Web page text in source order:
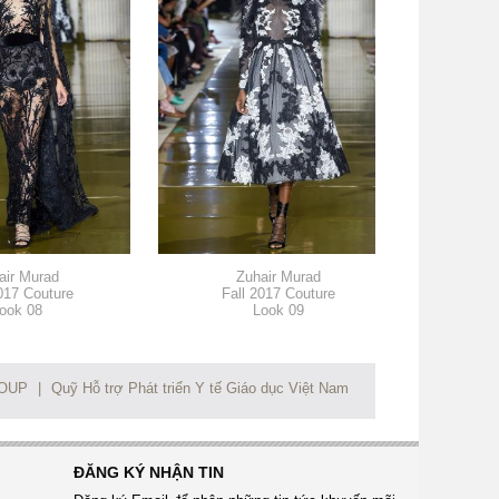
Murad
Couture
08
Zuhair Murad
Fall 2017 Couture
Look 09
Quỹ Hỗ trợ Phát triển Y tế Giáo dục Việt Nam
ĐĂNG KÝ NHẬN TIN